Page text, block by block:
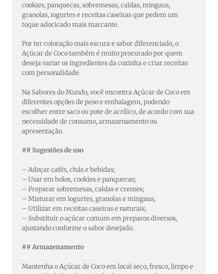
cookies, panquecas, sobremesas, caldas, mingaus,
granolas, iogurtes e receitas caseiras que pedem um
toque adocicado mais marcante.
Por ter coloração mais escura e sabor diferenciado, o
Açúcar de Coco também é muito procurado por quem
deseja variar os ingredientes da cozinha e criar receitas
com personalidade.
Na Sabores do Mundo, você encontra Açúcar de Coco em
diferentes opções de peso e embalagem, podendo
escolher entre saco ou pote de acrílico, de acordo com sua
necessidade de consumo, armazenamento ou
apresentação.
## Sugestões de uso
– Adoçar cafés, chás e bebidas;
– Usar em bolos, cookies e panquecas;
– Preparar sobremesas, caldas e cremes;
– Misturar em iogurtes, granolas e mingaus;
– Utilizar em receitas caseiras e naturais;
– Substituir o açúcar comum em preparos diversos,
ajustando conforme o sabor desejado.
## Armazenamento
Mantenha o Açúcar de Coco em local seco, fresco, limpo e